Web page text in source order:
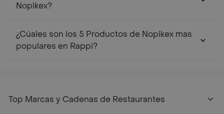
Nopikex?
¿Cúales son los 5 Productos de Nopikex mas
populares en Rappi?
Top Marcas y Cadenas de Restaurantes